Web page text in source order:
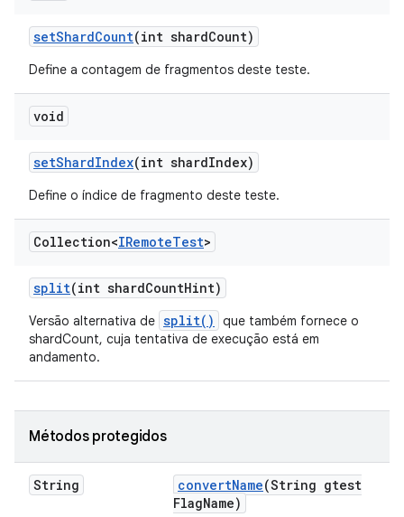
setShardCount(int shardCount)
Define a contagem de fragmentos deste teste.
void
setShardIndex(int shardIndex)
Define o índice de fragmento deste teste.
Collection<IRemoteTest>
split(int shardCountHint)
Versão alternativa de split()
que também fornece o
shardCount, cuja tentativa de execução está em
andamento.
Métodos protegidos
String convertName(String gtest
FlagName)